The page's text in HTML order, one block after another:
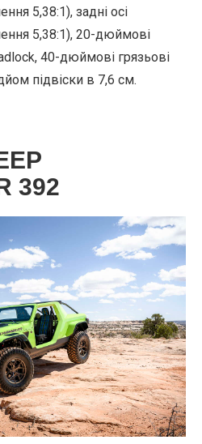
5,38:1), задні осі
5,38:1), 20-дюймові
40-дюймові грязьові
підвіски в 7,6 см.
392